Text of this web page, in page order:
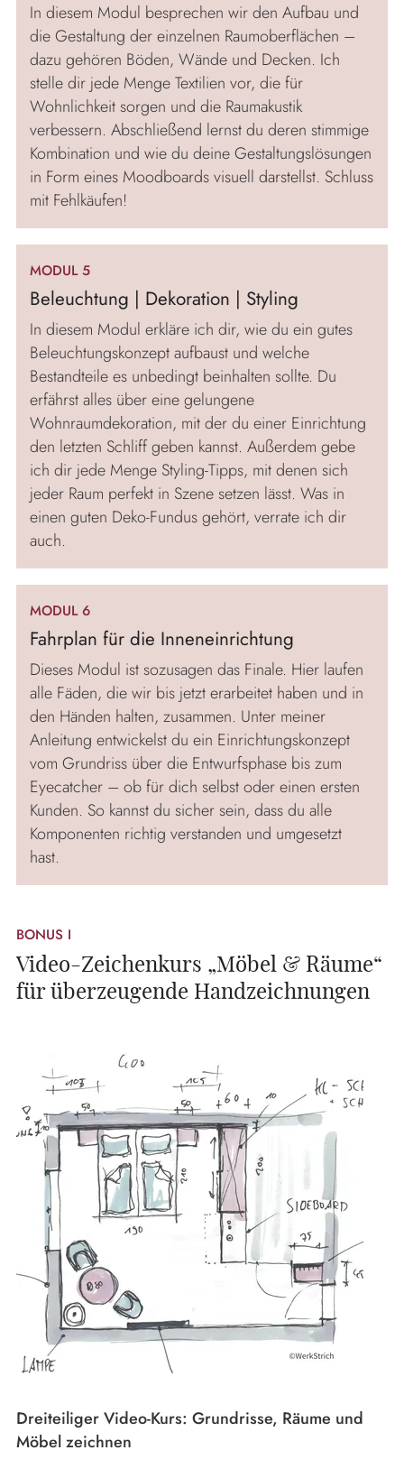
In diesem Modul besprechen wir den Aufbau und
die Gestaltung der einzelnen Raumoberflächen –
dazu gehören Böden, Wände und Decken. Ich
stelle dir jede Menge Textilien vor, die für
Wohnlichkeit sorgen und die Raumakustik
verbessern. Abschließend lernst du deren stimmige
Kombination und wie du deine Gestaltungslösungen
in Form eines Moodboards visuell darstellst. Schluss
mit Fehlkäufen!
MODUL 5
Beleuchtung | Dekoration | Styling
In diesem Modul erkläre ich dir, wie du ein gutes
Beleuchtungskonzept aufbaust und welche
Bestandteile es unbedingt beinhalten sollte. Du
erfährst alles über eine gelungene
Wohnraumdekoration, mit der du einer Einrichtung
den letzten Schliff geben kannst. Außerdem gebe
ich dir jede Menge Styling-Tipps, mit denen sich
jeder Raum perfekt in Szene setzen lässt. Was in
einen guten Deko-Fundus gehört, verrate ich dir
auch.
MODUL 6
Fahrplan für die Inneneinrichtung
Dieses Modul ist sozusagen das Finale. Hier laufen
alle Fäden, die wir bis jetzt erarbeitet haben und in
den Händen halten, zusammen. Unter meiner
Anleitung entwickelst du ein Einrichtungskonzept
vom Grundriss über die Entwurfsphase bis zum
Eyecatcher – ob für dich selbst oder einen ersten
Kunden. So kannst du sicher sein, dass du alle
Komponenten richtig verstanden und umgesetzt
hast.
BONUS I
Video-Zeichenkurs „Möbel & Räume“
für überzeugende Handzeichnungen
Dreiteiliger Video-Kurs: Grundrisse, Räume und
Möbel zeichnen